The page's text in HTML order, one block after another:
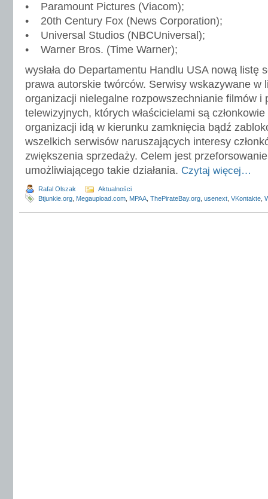
• Paramount Pictures (Viacom);
• 20th Century Fox (News Corporation);
• Universal Studios (NBCUniversal);
• Warner Bros. (Time Warner);
wysłała do Departamentu Handlu USA nową listę
prawa autorskie twórców. Serwisy wskazywane w
organizacji nielegalne rozpowszechnianie filmów i
telewizyjnych, których właścicielami są
organizacji idą w kierunku zamknięcia bądź
wszelkich serwisów naruszających interesy
zwiększenia sprzedaży. Celem jest
umożliwiającego takie działania. Czytaj więcej…
Rafal Olszak
Aktualności
Btjunkie.org Megaupload.com MPAA ThePirateBay.org usenext VKontakte